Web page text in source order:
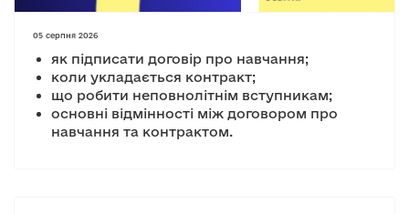
05 серпня 2026
як підписати договір про навчання;
коли укладається контракт;
що робити неповнолітнім вступникам;
основні відмінності між договором про
навчання та контрактом.